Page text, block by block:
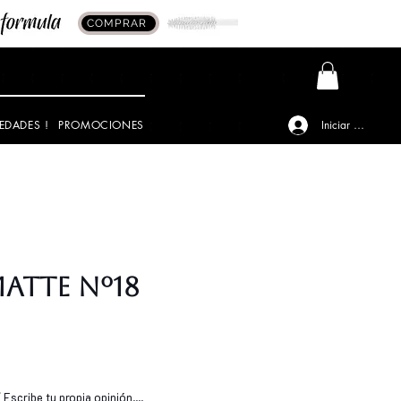
COMPRAR
! PROMOCIONES Iniciar sesión
Nº18
tu propia opinión....